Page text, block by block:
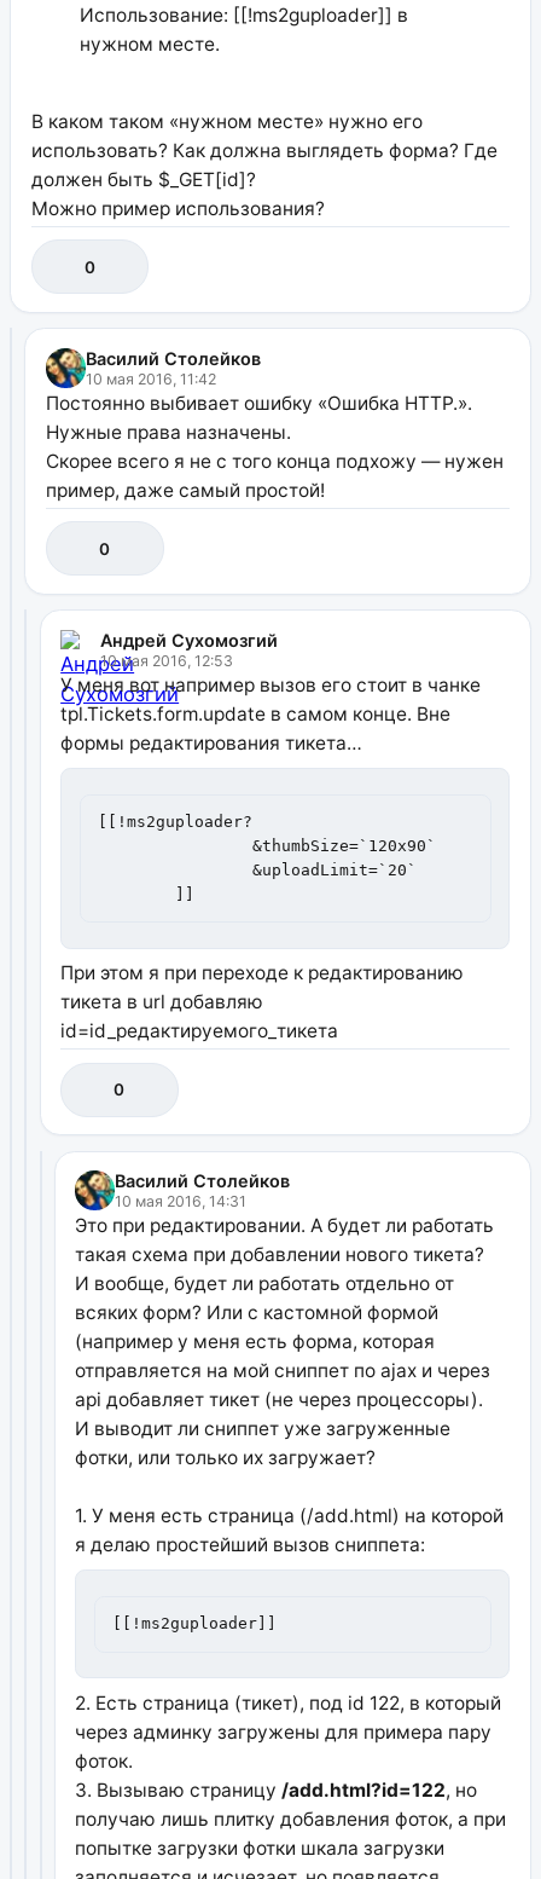
Использование: [[!ms2guploader]] в
нужном месте.
В каком таком «нужном месте» нужно его
использовать? Как должна выглядеть форма? Где
должен быть $_GET[id]?
Можно пример использования?
0
Василий Столейков
10 мая 2016, 11:42
Постоянно выбивает ошибку «Ошибка HTTP.».
Нужные права назначены.
Скорее всего я не с того конца подхожу — нужен
пример, даже самый простой!
0
Андрей Сухомозгий
10 мая 2016, 12:53
У меня вот например вызов его стоит в чанке
tpl.Tickets.form.update в самом конце. Вне
формы редактирования тикета…
[[!ms2guploader?
При этом я при переходе к редактированию
тикета в url добавляю
id=id_редактируемого_тикета
0
Василий Столейков
10 мая 2016, 14:31
Это при редактировании. А будет ли работать
такая схема при добавлении нового тикета?
И вообще, будет ли работать отдельно от
всяких форм? Или с кастомной формой
(например у меня есть форма, которая
отправляется на мой сниппет по ajax и через
api добавляет тикет (не через процессоры).
И выводит ли сниппет уже загруженные
фотки, или только их загружает?
1. У меня есть страница (/add.html) на которой
я делаю простейший вызов сниппета:
[[!ms2guploader]]
2. Есть страница (тикет), под id 122, в который
через админку загружены для примера пару
фоток.
3. Вызываю страницу /add.html?id=122, но
получаю лишь плитку добавления фоток, а при
попытке загрузки фотки шкала загрузки